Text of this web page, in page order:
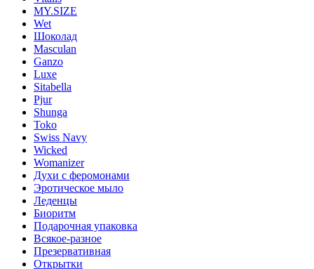
MY.SIZE
Wet
Шоколад
Masculan
Ganzo
Luxe
Sitabella
Pjur
Shunga
Toko
Swiss Navy
Wicked
Womanizer
Духи с феромонами
Эротическое мыло
Леденцы
Биоритм
Подарочная упаковка
Всякое-разное
Презервативная
Открытки